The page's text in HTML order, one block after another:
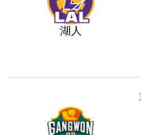
湖人